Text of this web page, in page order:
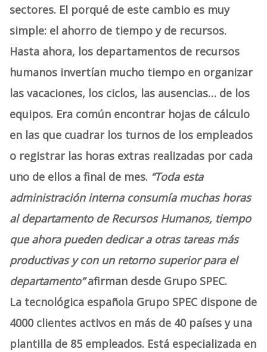
sectores. El porqué de este cambio es muy
simple: el ahorro de tiempo y de recursos.
Hasta ahora, los departamentos de recursos
humanos invertían mucho tiempo en organizar
las vacaciones, los ciclos, las ausencias… de los
equipos. Era común encontrar hojas de cálculo
en las que cuadrar los turnos de los empleados
o registrar las horas extras realizadas por cada
uno de ellos a final de mes. “Toda esta
administración interna consumía muchas horas
al departamento de Recursos Humanos, tiempo
que ahora pueden dedicar a otras tareas más
productivas y con un retorno superior para el
departamento”afirman desdeGrupo SPEC.
La tecnológica española Grupo SPECdispone de
4000 clientes activos en más de 40 países y una
plantilla de 85 empleados. Está especializada en